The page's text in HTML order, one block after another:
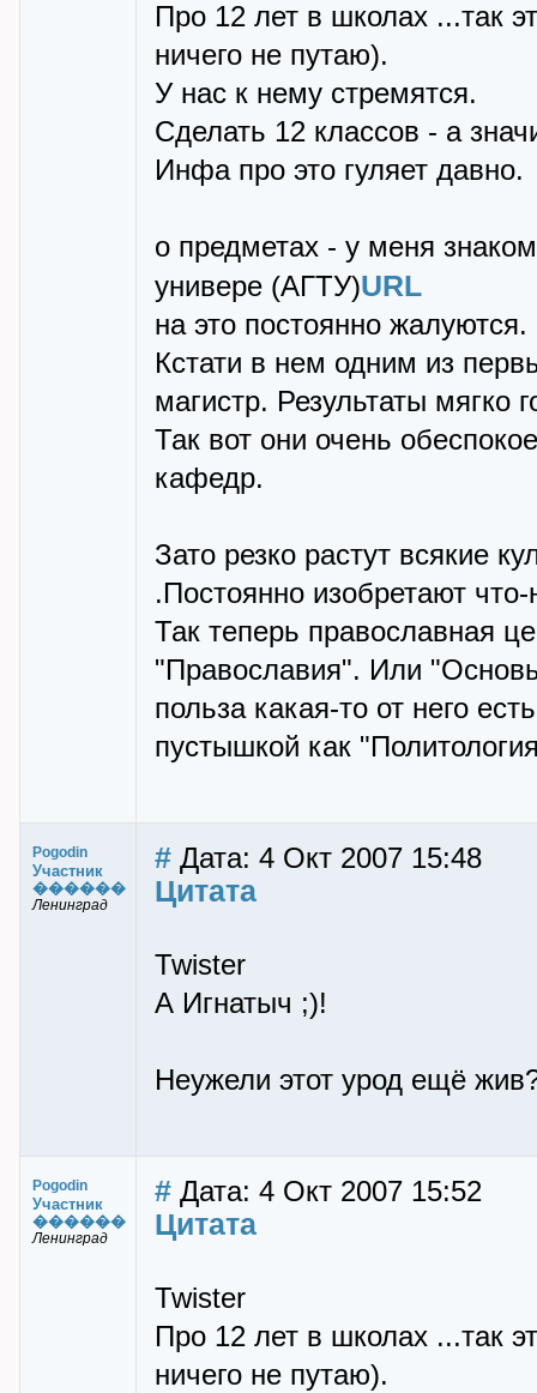
Про 12 лет в школах ...так
ничего не путаю).
У нас к нему стремятся.
Сделать 12 классов - а
Инфа про это гуляет давно.
о предметах - у меня
универе (АГТУ)URL
на это постоянно жалуются.
Кстати в нем одним из
магистр. Результаты мягко
Так вот они очень
кафедр.
Зато резко растут всякие
.Постоянно изобретают
Так теперь православная
"Православия". Или
польза какая-то от него
пустышкой как
Pogodin
Участник
������
Ленинград
# Дата: 4 Окт 2007 15:48
Цитата
Twister
А Игнатыч ;)!
Неужели этот урод ещё
Pogodin
Участник
������
Ленинград
# Дата: 4 Окт 2007 15:52
Цитата
Twister
Про 12 лет в школах ...так
ничего не путаю).